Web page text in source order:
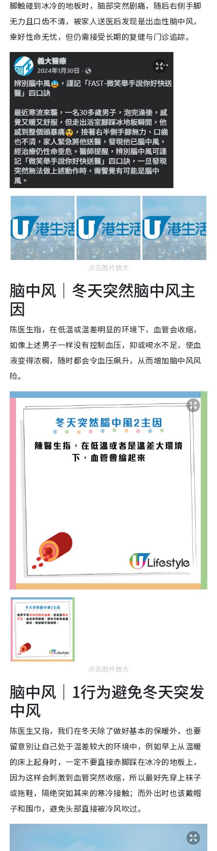
脚触碰到冰冷的地板时，脑部突然剧痛，随后右侧手脚
无力且口齿不清，被家人送医后发现是出血性脑中风，
幸好性命无忧，但仍需接受长期的复健与门诊追踪。
点击图片放大
脑中风｜冬天突然脑中风主
因
陈医生指，在低温或温差明显的环境下，血管会收缩，
如像上述男子一样没有控制血压，抑或喝水不足，使血
液变得浓稠，随时都会令血压飙升，从而增加脑中风风
险。
点击图片放大
脑中风｜1行为避免冬天突发
中风
陈医生又指，我们在冬天除了做好基本的保暖外，也要
留意别让自己处于温差较大的环境中，例如早上从温暖
的床上起身时，一定不要直接赤脚踩在冰冷的地板上，
因为这样会刺激到血管突然收缩，所以最好先穿上袜子
或拖鞋，隔绝突如其来的寒冷接触；而外出时也该戴帽
子和围巾，避免头部直接被冷风吹过。